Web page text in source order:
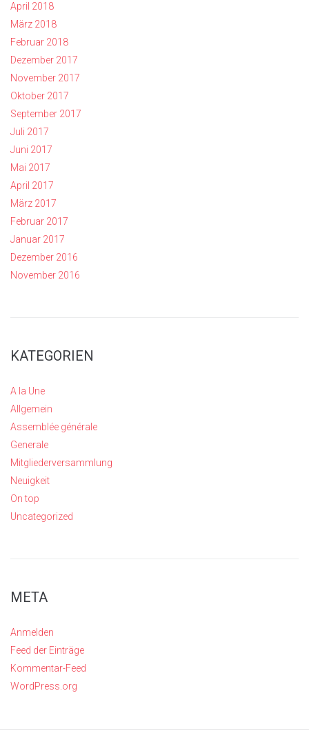
April 2018
März 2018
Februar 2018
Dezember 2017
November 2017
Oktober 2017
September 2017
Juli 2017
Juni 2017
Mai 2017
April 2017
März 2017
Februar 2017
Januar 2017
Dezember 2016
November 2016
KATEGORIEN
A la Une
Allgemein
Assemblée générale
Generale
Mitgliederversammlung
Neuigkeit
On top
Uncategorized
META
Anmelden
Feed der Einträge
Kommentar-Feed
WordPress.org